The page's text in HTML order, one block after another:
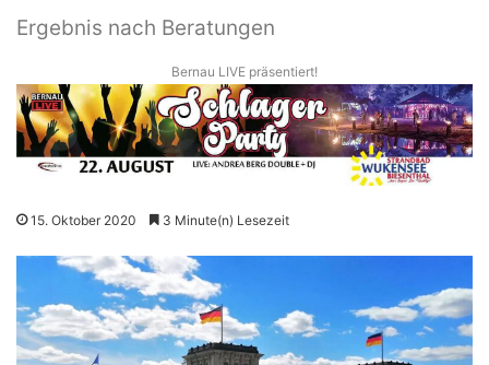
Ergebnis nach Beratungen
Bernau LIVE präsentiert!
15. Oktober 2020 3 Minute(n) Lesezeit